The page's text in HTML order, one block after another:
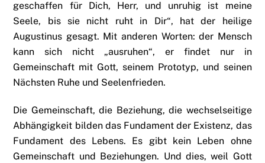
geschaffen für Dich, Herr, und unruhig ist meine
Seele, bis sie nicht ruht in Dir“, hat der heilige
Augustinus gesagt. Mit anderen Worten: der Mensch
kann sich nicht „ausruhen“, er findet nur in
Gemeinschaft mit Gott, seinem Prototyp, und seinen
Nächsten Ruhe und Seelenfrieden.
Die Gemeinschaft, die Beziehung, die wechselseitige
Abhängigkeit bilden das Fundament der Existenz, das
Fundament des Lebens. Es gibt kein Leben ohne
Gemeinschaft und Beziehungen. Und dies, weil Gott